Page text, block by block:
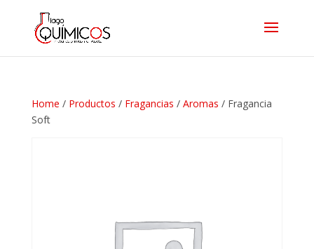
Home / Productos / Fragancias / Aromas / Fragancia
Soft